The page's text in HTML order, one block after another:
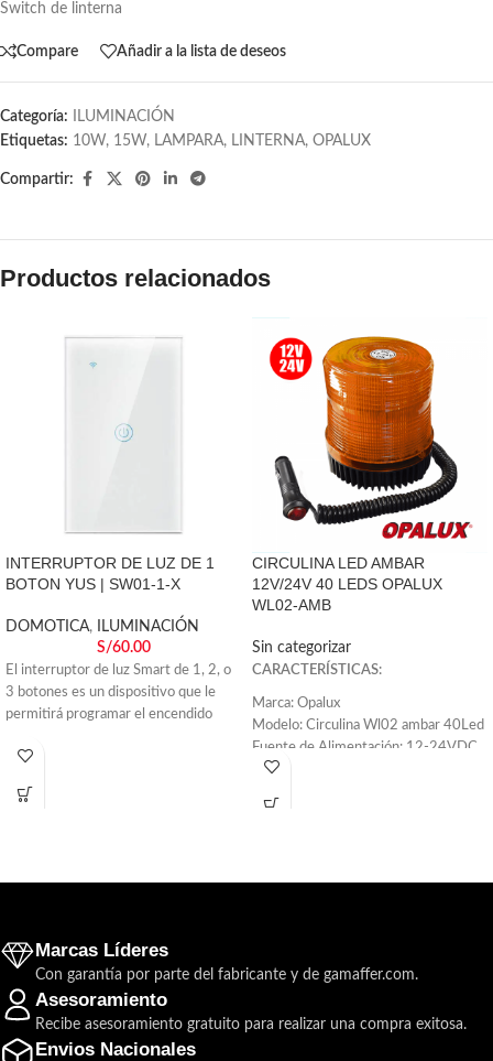
Switch de linterna
Compare Añadir a la lista de deseos
Categoría:
ILUMINACIÓN
Etiquetas: 10W, 15W, LAMPARA, LINTERNA, OPALUX
Compartir:
Productos relacionados
INTERRUPTOR DE LUZ DE 1
BOTON YUS | SW01-1-X
DOMOTICA,
ILUMINACIÓN
S/60.00
El interruptor de luz Smart de 1, 2, o
3 botones es un dispositivo que le
permitirá programar el encendido
CIRCULINA LED AMBAR
12V/24V 40 LEDS OPALUX
WL02-AMB
Sin categorizar
CARACTERÍSTICAS:
Marca: Opalux
Modelo: Circulina Wl02 ambar 40Led
Fuente de Alimentación: 12-24VDC
Tipo de Luz: Ambar
Marcas Líderes
Con garantía por parte del fabricante y de gamaffer.com.
Asesoramiento
Recibe asesoramiento gratuito para realizar una compra exitosa.
Envios Nacionales